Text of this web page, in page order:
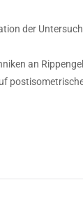
der
an